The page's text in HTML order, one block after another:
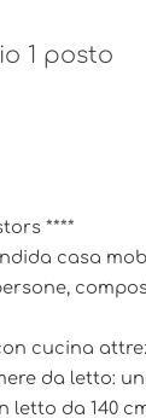
1 posto
****
casa
cucina
da letto:
letto da 140